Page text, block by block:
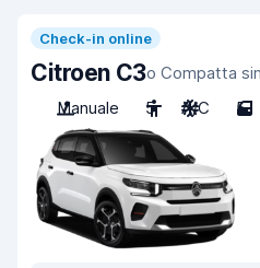
Check-in online
Citroen C3o Compatta
Manuale
5 A/C 5